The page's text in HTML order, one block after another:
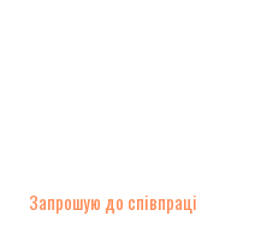
Запрошую до співпраці